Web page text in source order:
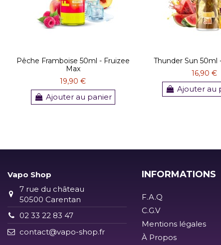
Pêche Framboise 50ml - Fruizee
Max
19,90 €
Ajouter au panier
Thunder Sun 50ml
16,90 €
Ajouter au
Vapo Shop
7 rue du château
50500 Carentan
02 33 22 83 47
contact@vapo-shop.fr
INFORMATIONS
F.A.Q
C.G.V
Mentions légales
À Propos